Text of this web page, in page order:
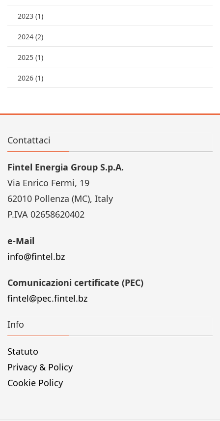
2023 (1)
2024 (2)
2025 (1)
2026 (1)
Contattaci
Fintel Energia Group S.p.A.
Via Enrico Fermi, 19
62010 Pollenza (MC), Italy
P.IVA 02658620402
e-Mail
info@fintel.bz
Comunicazioni certificate (PEC)
fintel@pec.fintel.bz
Info
Statuto
Privacy & Policy
Cookie Policy